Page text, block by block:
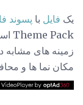
یک فایل با پسوند
Theme Pack است. آنها توسط
زمینه های مشابه
مکان نما ها و